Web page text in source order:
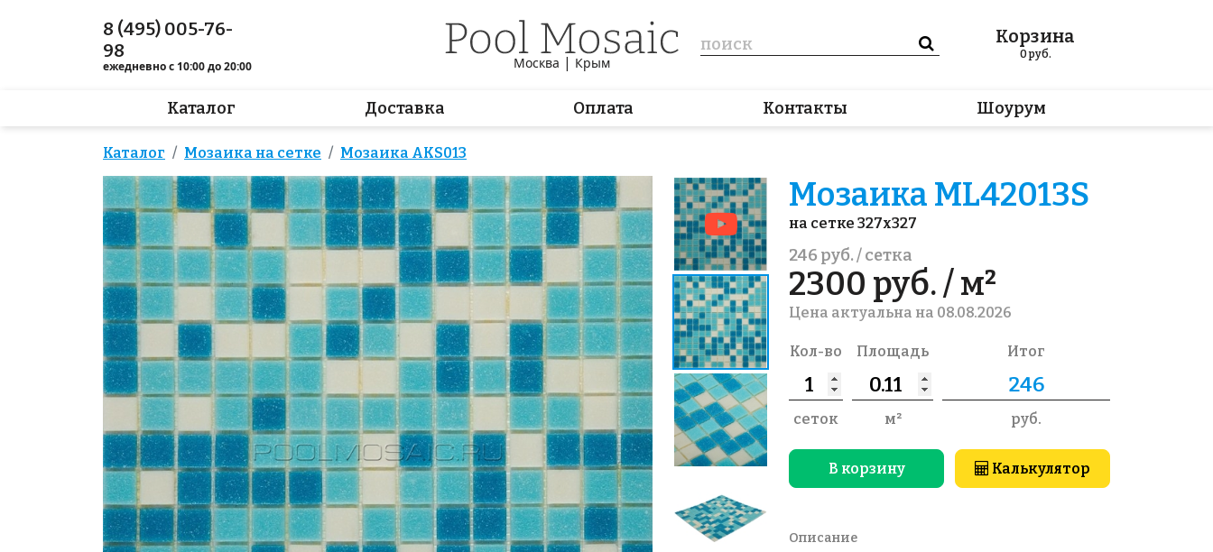
8 (495) 005-76-
98
ежедневно с 10:00 до 20:00 Москва | Крым
Корзина
0руб.
Каталог Доставка Оплата Контакты Шоурум
Каталог Мозаика на сетке Мозаика AKS013
Мозаика ML42013S
на сетке 327x327
246 руб. / сетка
2300 руб. / м²
Цена актуальна на 08.08.2026
Кол-во
сеток
Площадь
м²
Итог
руб.
В корзину Калькулятор
Описание